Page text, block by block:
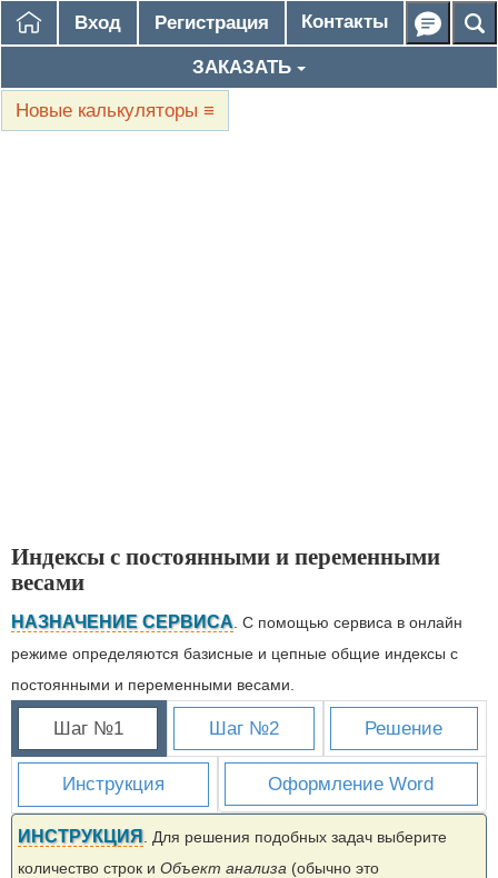
Вход Регистрация Контакты
ЗАКАЗАТЬ
Новые калькуляторы ≡
Индексы с постоянными и переменными
весами
НАЗНАЧЕНИЕ СЕРВИСА . С помощью сервиса в онлайн
режиме определяются базисные и цепные общие индексы с
постоянными и переменными весами.
Шаг №1 Шаг №2 Решение
Инструкция Оформление Word
ИНСТРУКЦИЯ . Для решения подобных задач выберите
количество строк и Объект анализа (обычно это